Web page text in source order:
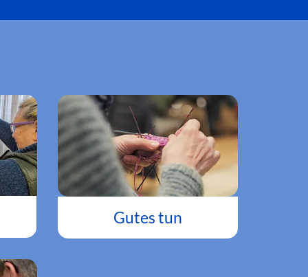
Gutes tun